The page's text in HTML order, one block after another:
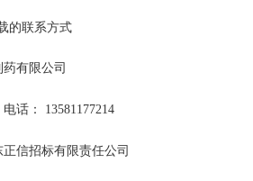
的联系方式
有限公司
： 13581177214
信招标有限责任公司